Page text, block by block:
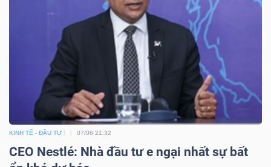
KINH TẾ - ĐẦU TƯ 07/08 21:32
CEO Nestlé: Nhà đầu tư e ngại nhất sự bất